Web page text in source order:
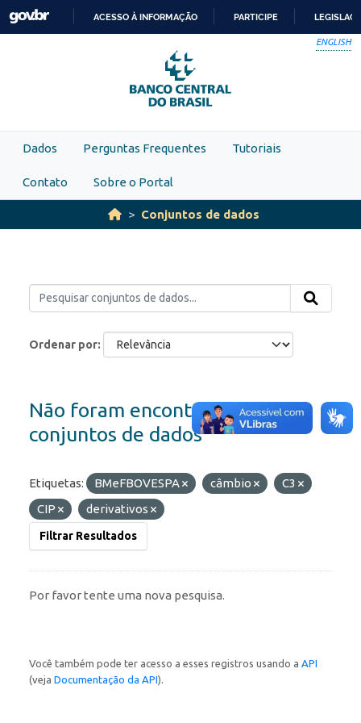
Skip to main content
PARA
O
CONTEÚDO
ACESSO À INFORMAÇÃO PARTICIPE
ENGLISH
Dados Perguntas Frequentes Tutoriais
Contato Sobre o Portal
Conjuntos de dados
Ordenar por
Não foram encontrados
conjuntos de dados
Etiquetas: BMeFBOVESPA câmbio
C3
CIP
derivativos
Filtrar Resultados
Por favor tente uma nova pesquisa.
Você também pode ter acesso a esses registros usando a API
(veja Documentação da API).